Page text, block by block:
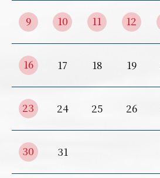
お買い物を続ける
9 10 11 12
16 17 18 19
23 24 25 26
30 31